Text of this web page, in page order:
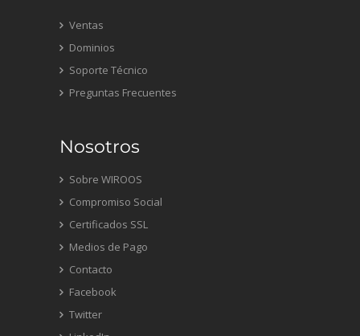
Ventas
Dominios
Soporte Técnico
Preguntas Frecuentes
Nosotros
Sobre WIROOS
Compromiso Social
Certificados SSL
Medios de Pago
Contacto
Facebook
Twitter